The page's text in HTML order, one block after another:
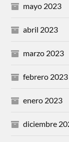
mayo 2023
abril 2023
marzo 2023
febrero 2023
enero 2023
diciembre